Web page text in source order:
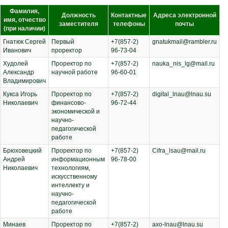
Фамилия,
имя, отчество
(при наличии)
Должность
заместителя
Контактные
телефоны
Адреса электронной
почты
Гнатюк Сергей
Иванович
Первый
проректор
+7(857-2)
96-73-04
gnatukmail@rambler.ru
Худолей
Александр
Владимирович
Проректор по
научной работе
+7(857-2)
96-60-01
nauka_nis_lg@mail.ru
Кукса Игорь
Николаевич
Проректор по
финансово-
экономической и
научно-
педагогической
работе
+7(857-2)
96-72-44
digital_lnau@lnau.su
Брюховецкий
Андрей
Николаевич
Проректор по
информационным
технологиям,
искусственному
интеллекту и
научно-
педагогической
работе
+7(857-2)
96-78-00
Cifra_lsau@mail.ru
Минаев Проректор по +7(857-2) axo-lnau@lnau.su